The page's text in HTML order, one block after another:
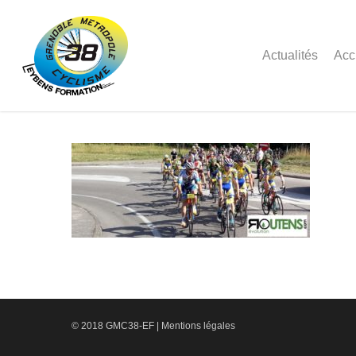
Actualités
© 2018 GMC38-EF | Mentions légales